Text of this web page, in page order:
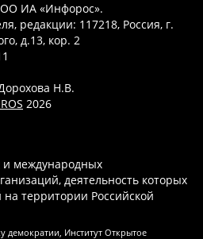
ИА «Инфорос».
редакции: 117218, Россия, г.
д.13, кор. 2
Н.В.
2026
международных
деятельность которых
территории Российской
Институт Открытое